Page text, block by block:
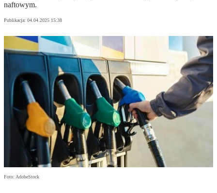
naftowym.
Publikacja: 04.04.2025 15:38
Foto: AdobeStock